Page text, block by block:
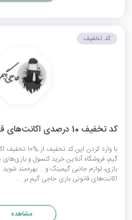
کد تخفیف 10 درصدی اکانت‌های قانونی بازی حاجی گیم
با وارد کردن
گیم، فروشگاه آنلاین خرید کنسول و بازی‌های
بازی، لوازم جانبی گیمینگ و... بهره‌مند
اکانت‌های قانونی بازی حاجی گیم بر ...
کد تخفیف
مشاهده